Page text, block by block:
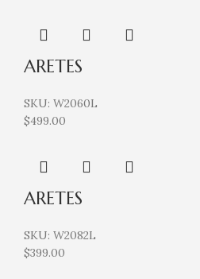
ARETES
SKU: W2060L
$499.00
ARETES
SKU: W2082L
$399.00